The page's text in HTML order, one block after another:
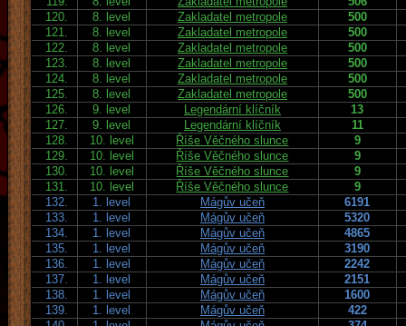
120.
8. level Zakladatel metropole
500
121.
8. level Zakladatel metropole
500
122.
8. level Zakladatel metropole
500
123.
8. level Zakladatel metropole
500
124.
8. level Zakladatel metropole
500
125.
8. level Zakladatel metropole
500
126.
9. level Legendární klíčník
13
127.
9. level Legendární klíčník
11
128.
10. level Říše Věčného slunce
9
129.
10. level Říše Věčného slunce
9
130.
10. level Říše Věčného slunce
9
131.
10. level Říše Věčného slunce
9
132.
1. level Mágův učeň
6191
133.
1. level Mágův učeň
5320
134.
1. level Mágův učeň
4865
135.
1. level Mágův učeň
3190
136.
1. level Mágův učeň
2242
137.
1. level Mágův učeň
2151
138.
1. level Mágův učeň
1600
139.
1. level Mágův učeň
422